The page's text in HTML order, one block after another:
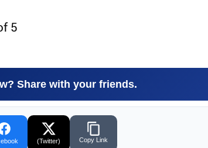
5
Share with your friends.
(Twitter) Copy Link